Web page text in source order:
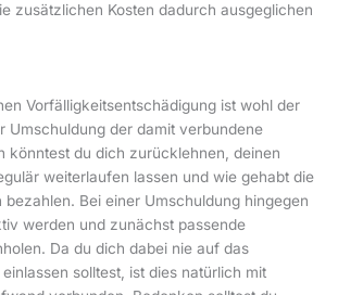
zusätzlichen Kosten dadurch ausgeglichen
Vorfälligkeitsentschädigung ist wohl der
Umschuldung der damit verbundene
könntest du dich zurücklehnen, deinen
weiterlaufen lassen und wie gehabt die
bezahlen. Bei einer Umschuldung hingegen
werden und zunächst passende
Da du dich dabei nie auf das
solltest, ist dies natürlich mit